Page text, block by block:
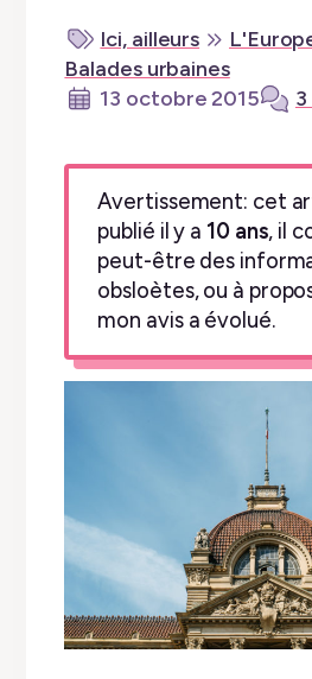
Ici, ailleurs
Balades urbaines
13 octobre 2015
Avertissement: cet
publié il y a 10 ans, il
peut-être des
obsloètes, ou à
mon avis a évolué.